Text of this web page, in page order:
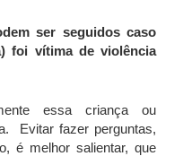
ser seguidos caso
foi vítima de violência
essa criança ou
Evitar fazer perguntas,
é melhor salientar, que